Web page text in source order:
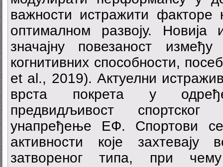
важности истражити факторе
оптималном развоју. Новија
значајну повезаност
когнитивних способности,
et al., 2019). Актуелни
врста покрета у
предвидљивост
унапређење ЕФ. Спортови
активности које захтевају
затвореног типа, при